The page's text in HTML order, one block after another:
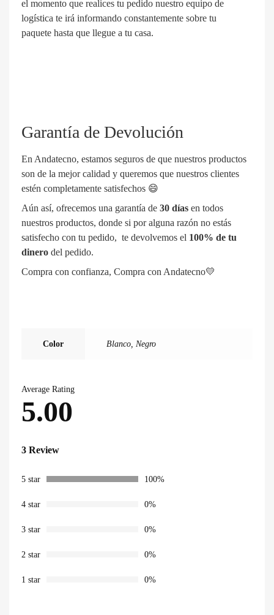
el momento que realices tu pedido nuestro equipo de
logística te irá informando constantemente sobre tu
paquete hasta que llegue a tu casa.
Garantía de Devolución
En Andatecno, estamos seguros de que nuestros productos
son de la mejor calidad y queremos que nuestros clientes
estén completamente satisfechos 😄
Aún así, ofrecemos una garantía de 30 días en todos
nuestros productos, donde si por alguna razón no estás
satisfecho con tu pedido, te devolvemos el 100% de tu
dinero del pedido.
Compra con confianza, Compra con Andatecno💛
Color Blanco, Negro
Average Rating
5.00
3 Review
5 star 100%
4 star 0%
3 star 0%
2 star 0%
1 star 0%